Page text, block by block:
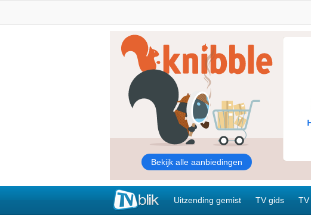
Uitzending gemist TV gids TV